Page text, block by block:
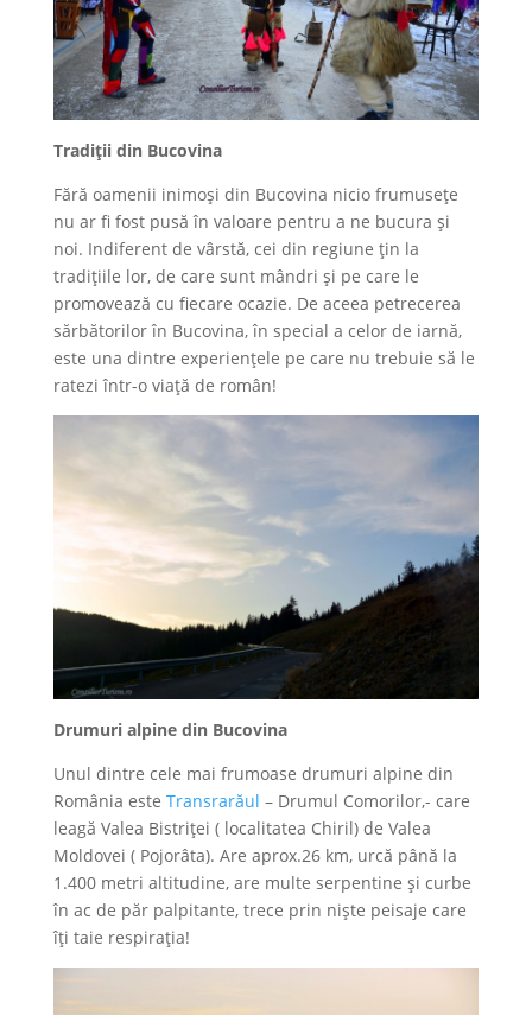
Tradiţii din Bucovina
Fără oamenii inimoşi din Bucovina nicio frumuseţe
nu ar fi fost pusă în valoare pentru a ne bucura şi
noi. Indiferent de vârstă, cei din regiune ţin la
tradiţiile lor, de care sunt mândri şi pe care le
promovează cu fiecare ocazie. De aceea petrecerea
sărbătorilor în Bucovina, în special a celor de iarnă,
este una dintre experienţele pe care nu trebuie să le
ratezi într-o viaţă de român!
Drumuri alpine din Bucovina
Unul dintre cele mai frumoase drumuri alpine din
România este Transrarăul – Drumul Comorilor,- care
leagă Valea Bistriței ( localitatea Chiril) de Valea
Moldovei ( Pojorâta). Are aprox.26 km, urcă până la
1.400 metri altitudine, are multe serpentine și curbe
în ac de păr palpitante, trece prin niște peisaje care
îți taie respirația!